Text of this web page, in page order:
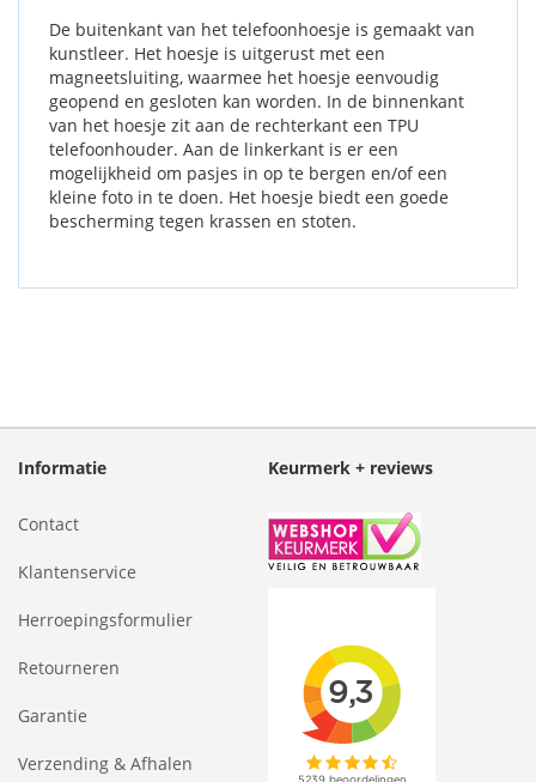
De buitenkant van het telefoonhoesje is gemaakt van
kunstleer. Het hoesje is uitgerust met een
magneetsluiting, waarmee het hoesje eenvoudig
geopend en gesloten kan worden. In de binnenkant
van het hoesje zit aan de rechterkant een TPU
telefoonhouder. Aan de linkerkant is er een
mogelijkheid om pasjes in op te bergen en/of een
kleine foto in te doen. Het hoesje biedt een goede
bescherming tegen krassen en stoten.
Informatie
Contact
Klantenservice
Herroepingsformulier
Retourneren
Garantie
Verzending & Afhalen
Keurmerk + reviews